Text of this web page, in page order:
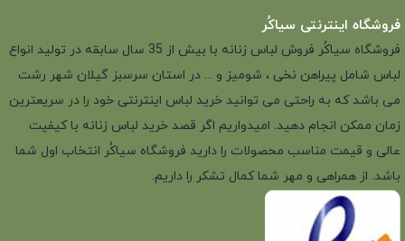
فروشگاه اینترنتی سیاکُر
فروشگاه سیاکُر فروش لباس زنانه با بیش از 35 سال سابقه در تولید انواع
لباس شامل پیراهن نخی ، شومیز و ... در استان سرسبز گیلان شهر رشت
می باشد که به راحتی می توانید خرید لباس اینترنتی خود را در سریعترین
زمان ممکن انجام دهید. امیدواریم اگر قصد خرید لباس زنانه با کیفیت
عالی و قیمت مناسب محصولات را دارید فروشگاه سیاکُر انتخاب اول شما
باشد. از همراهی و مهر شما کمال تشکر را داریم.